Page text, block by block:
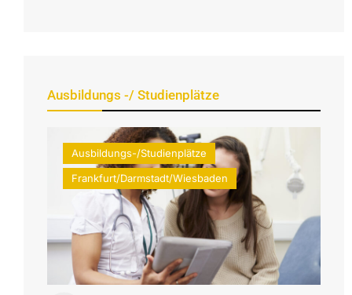
Ausbildungs -/ Studienplätze
Ausbildungs-/Studienplätze
Frankfurt/Darmstadt/Wiesbaden